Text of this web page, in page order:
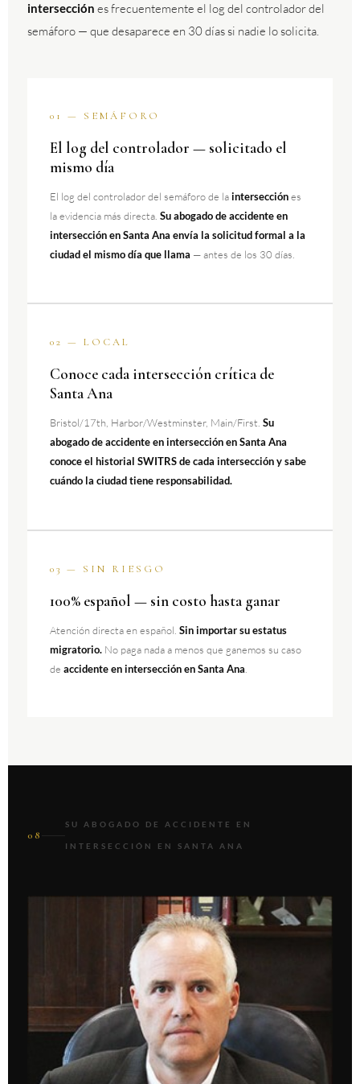
intersección es frecuentemente el log del controlador del
semáforo — que desaparece en 30 días si nadie lo solicita.
01 — SEMÁFORO
El log del controlador — solicitado el
mismo día
El log del controlador del semáforo de laintersecciónes
la evidencia más directa. Su abogado de accidente en
intersección en Santa Ana envía la solicitud formal a la
ciudad el mismo día que llama — antes de los 30 días.
02 — LOCAL
Conoce cada intersección crítica de
Santa Ana
Bristol/17th, Harbor/Westminster, Main/First. Su
abogado de accidente en intersección en Santa Ana
conoce el historial SWITRS de cada intersección y sabe
cuándo la ciudad tiene responsabilidad.
03 — SIN RIESGO
100% español — sin costo hasta ganar
Atención directa en español. Sin importar su estatus
migratorio. No paga nada a menos que ganemos su caso
de accidente en intersección en Santa Ana
08
SU ABOGADO DE ACCIDENTE EN
INTERSECCIÓN EN SANTA ANA